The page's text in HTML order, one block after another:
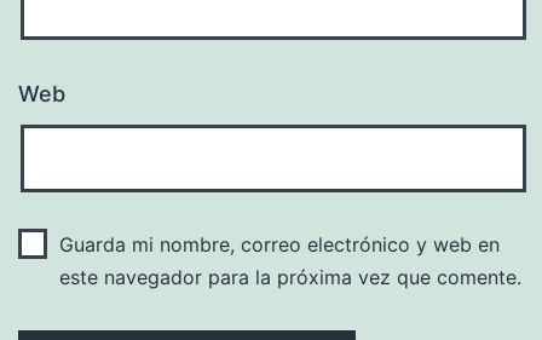
Web
Guarda mi nombre, correo electrónico y web en
este navegador para la próxima vez que comente.